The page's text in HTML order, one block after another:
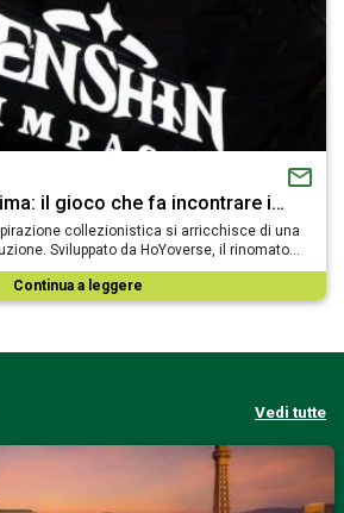
il gioco che fa incontrare i…
collezionistica si arricchisce di una
Sviluppato da HoYoverse, il rinomato…
Continua a leggere
Vedi tutte